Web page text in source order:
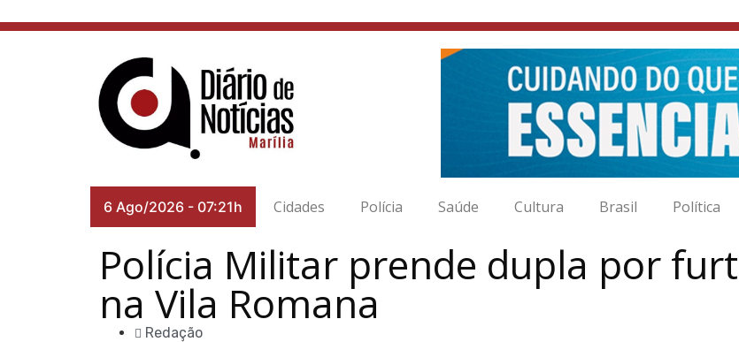
6 Ago/2026 - 07:21h Cidades Polícia Saúde Cultura Brasil Política
Polícia Militar prende dupla por
na Vila Romana
Redação